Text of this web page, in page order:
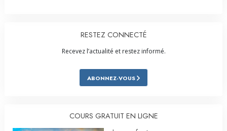
RESTEZ CONNECTÉ
Recevez l’actualité et restez informé.
ABONNEZ-VOUS
COURS GRATUIT EN LIGNE